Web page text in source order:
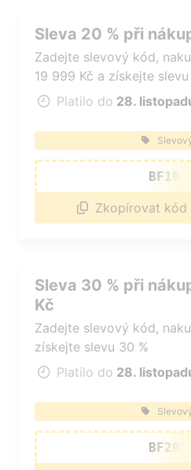
Sleva 20 % při
Zadejte slevový kód,
19 999 Kč a získejte
Platilo do 28.
Zkopírovat kód
Sleva 30 % při
Kč
Zadejte slevový kód,
získejte slevu 30 %
Platilo do 28.